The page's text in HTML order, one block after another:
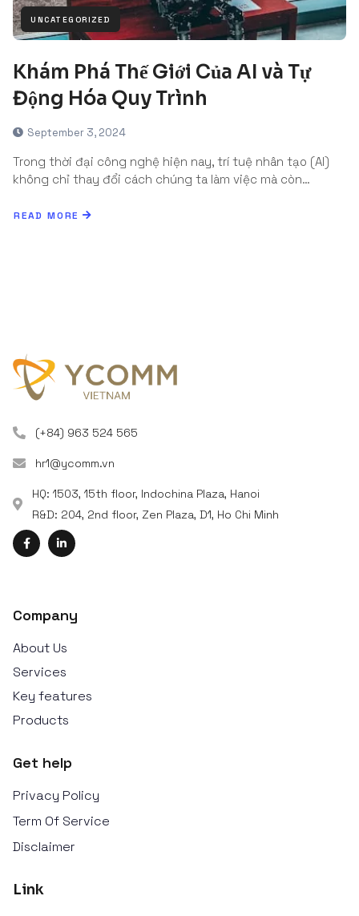
UNCATEGORIZED
Khám Phá Thế Giới Của AI và Tự
Động Hóa Quy Trình
September 3, 2024
Trong thời đại công nghệ hiện nay, trí tuệ nhân tạo (AI)
không chỉ thay đổi cách chúng ta làm việc mà còn…
READ MORE
(+84) 963 524 565
hr1@ycomm.vn
HQ: 1503, 15th floor, Indochina Plaza, Hanoi
R&D: 204, 2nd floor, Zen Plaza, D1, Ho Chi Minh
Company
About Us
Services
Key features
Products
Get help
Privacy Policy
Term Of Service
Disclaimer
Link